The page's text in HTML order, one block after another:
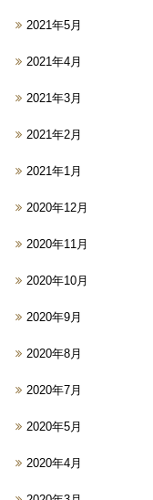
2021年5月
2021年4月
2021年3月
2021年2月
2021年1月
2020年12月
2020年11月
2020年10月
2020年9月
2020年8月
2020年7月
2020年5月
2020年4月